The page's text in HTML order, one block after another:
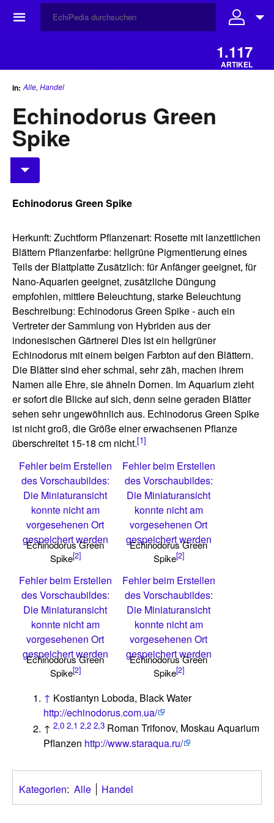
☰
1.117
ARTIKEL
in: Alle, Handel
Echinodorus Green
Spike
Echinodorus Green Spike
Herkunft: Zuchtform Pflanzenart: Rosette mit lanzettlichen
Blättern Pflanzenfarbe: hellgrüne Pigmentierung eines
Teils der Blattplatte Zusätzlich: für Anfänger geeignet, für
Nano-Aquarien geeignet, zusätzliche Düngung
empfohlen, mittlere Beleuchtung, starke Beleuchtung
Beschreibung: Echinodorus Green Spike - auch ein
Vertreter der Sammlung von Hybriden aus der
indonesischen Gärtnerei Dies ist ein hellgrüner
Echinodorus mit einem beigen Farbton auf den Blättern.
Die Blätter sind eher schmal, sehr zäh, machen ihrem
Namen alle Ehre, sie ähneln Dornen. Im Aquarium zieht
er sofort die Blicke auf sich, denn seine geraden Blätter
sehen sehr ungewöhnlich aus. Echinodorus Green Spike
ist nicht groß, die Größe einer erwachsenen Pflanze
überschreitet 15-18 cm nicht.[1]
Fehler beim Erstellen
des Vorschaubildes:
Die Miniaturansicht
konnte nicht am
vorgesehenen Ort
gespeichert werden
Echinodorus Green
Spike[2]
Fehler beim Erstellen
des Vorschaubildes:
Die Miniaturansicht
konnte nicht am
vorgesehenen Ort
gespeichert werden
Echinodorus Green
Spike[2]
Fehler beim Erstellen
des Vorschaubildes:
Die Miniaturansicht
konnte nicht am
vorgesehenen Ort
gespeichert werden
Echinodorus Green
Spike[2]
Fehler beim Erstellen
des Vorschaubildes:
Die Miniaturansicht
konnte nicht am
vorgesehenen Ort
gespeichert werden
Echinodorus Green
Spike[2]
↑ Kostiantyn Loboda, Black Water
http://echinodorus.com.ua/
↑2,0 2,1 2,2 2,3 Roman Trifonov, Moskau Aquarium
Pflanzen http://www.staraqua.ru/
Kategorien: Alle Handel